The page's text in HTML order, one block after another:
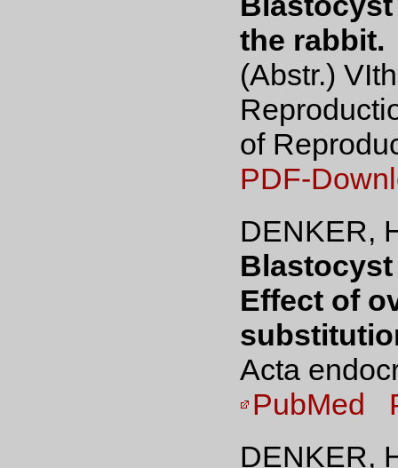
the rabbit.
(Abstr.)
of
PDF-
DENKER,
Effect of
Acta
PubMed
DENKER,